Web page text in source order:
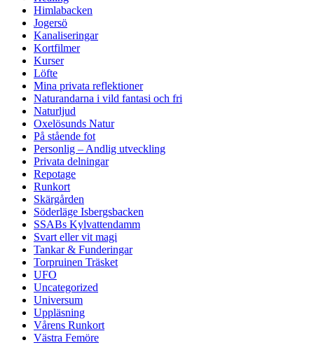
Himlabacken
Jogersö
Kanaliseringar
Kortfilmer
Kurser
Löfte
Mina privata reflektioner
Naturandarna i vild fantasi och fri
Naturljud
Oxelösunds Natur
På stående fot
Personlig – Andlig utveckling
Privata delningar
Repotage
Runkort
Skärgården
Söderläge Isbergsbacken
SSABs Kylvattendamm
Svart eller vit magi
Tankar & Funderingar
Torpruinen Träsket
UFO
Uncategorized
Universum
Uppläsning
Vårens Runkort
Västra Femöre